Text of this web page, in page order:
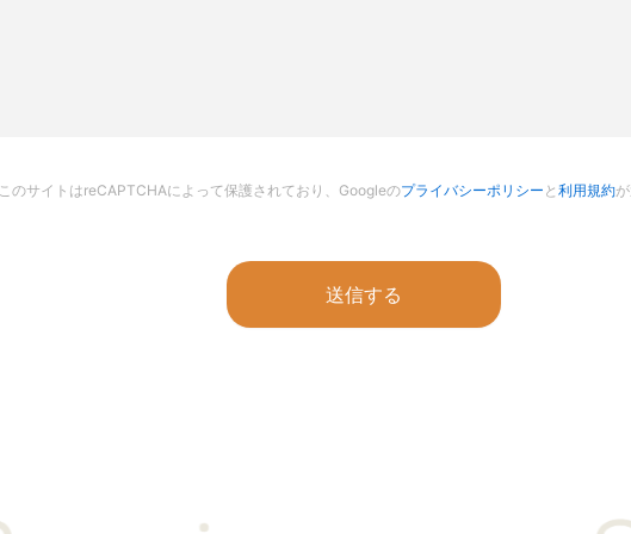
このサイトはreCAPTCHAによって保護されており、Googleのプライバシーポリシー と 利用規約